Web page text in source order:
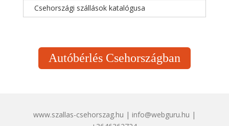
Csehországi szállások katalógusa
Autóbérlés Csehországban
www.szallas-csehorszag.hu | info@webguru.hu |